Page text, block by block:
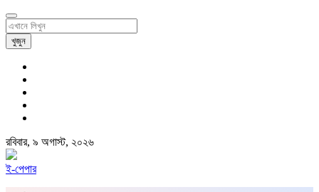
খুজুন
রবিবার, ৯ অগাস্ট, ২০২৬
ই-পেপার